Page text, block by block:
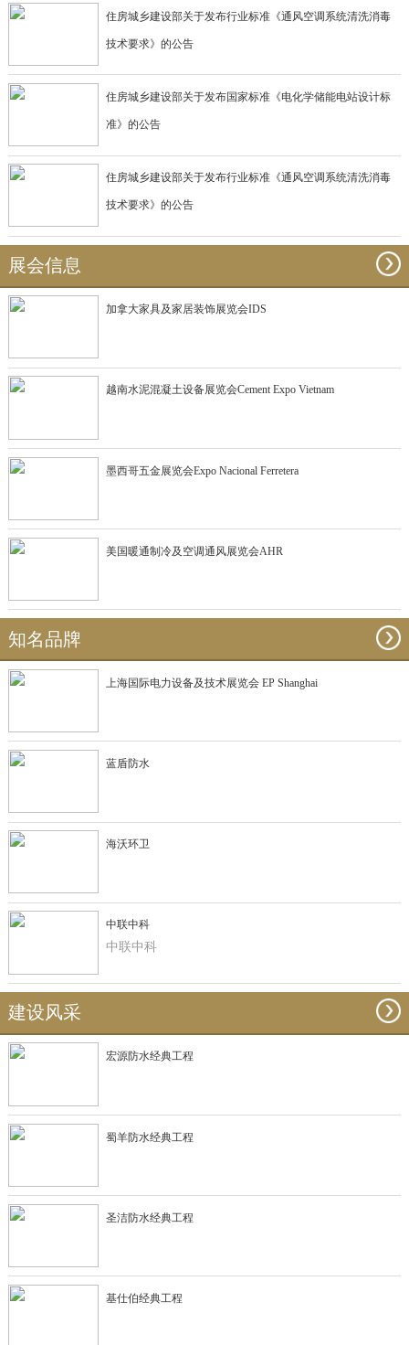
住房城乡建设部关于发布行业标准《通风空调系统清洗消毒
技术要求》的公告
住房城乡建设部关于发布国家标准《电化学储能电站设计标
准》的公告
住房城乡建设部关于发布行业标准《通风空调系统清洗消毒
技术要求》的公告
展会信息
加拿大家具及家居装饰展览会IDS
越南水泥混凝土设备展览会Cement Expo Vietnam
墨西哥五金展览会Expo Nacional Ferretera
美国暖通制冷及空调通风展览会AHR
知名品牌
上海国际电力设备及技术展览会 EP Shanghai
蓝盾防水
海沃环卫
中联中科
中联中科
建设风采
宏源防水经典工程
蜀羊防水经典工程
圣洁防水经典工程
基仕伯经典工程